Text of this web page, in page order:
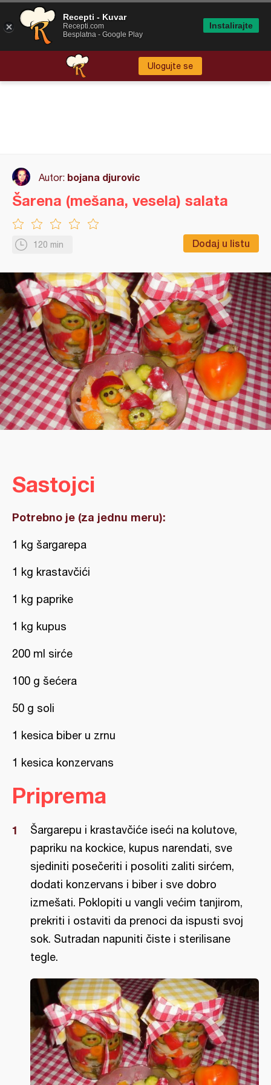
Ulogujte se
Autor: bojana djurovic
120 min Dodaj u listu
Šarena (mešana, vesela) salata
Sastojci
Potrebno je (za jednu meru):
1 kg šargarepa
1 kg krastavčići
1 kg paprike
1 kg kupus
200 ml sirće
100 g šećera
50 g soli
1 kesica biber u zrnu
1 kesica konzervans
Priprema
Šargarepu i krastavčiće iseći na kolutove,
papriku na kockice, kupus narendati, sve
sjediniti posečeriti i posoliti zaliti sirćem,
dodati konzervans i biber i sve dobro
izmešati. Poklopiti u vangli većim tanjirom,
prekriti i ostaviti da prenoci da ispusti svoj
sok. Sutradan napuniti čiste i sterilisane
tegle.
Recepti - Kuvar
Recepti.com
Besplatna - Google Play
Instalirajte